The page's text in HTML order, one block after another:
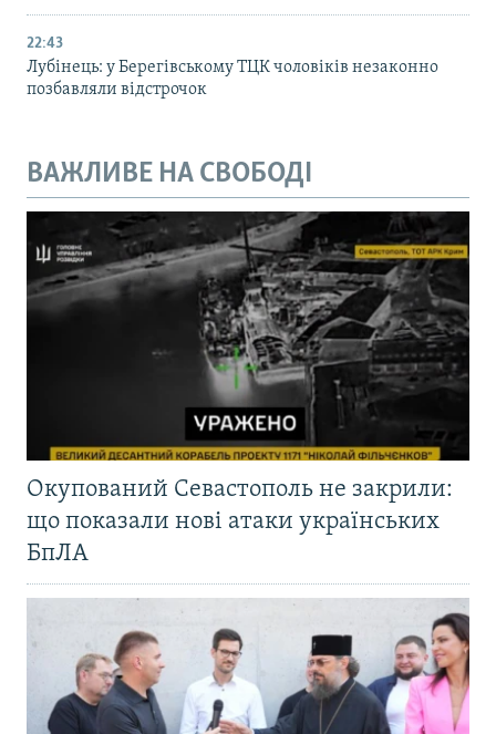
22:43
Лубінець: у Берегівському ТЦК чоловіків незаконно
позбавляли відстрочок
ВАЖЛИВЕ НА СВОБОДІ
Окупований Севастополь не закрили:
що показали нові атаки українських
БпЛА